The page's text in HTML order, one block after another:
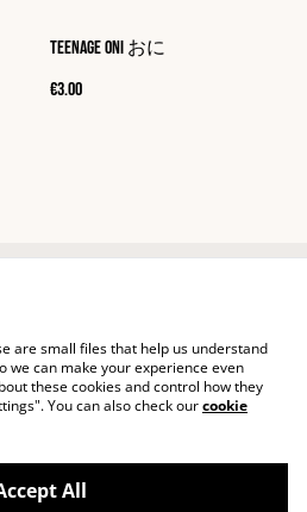
Teenage Oni おに
€3.00
Cookies
are small files that help us understand
we can make your experience even
these cookies and control how they
You can also check ourcookie
All